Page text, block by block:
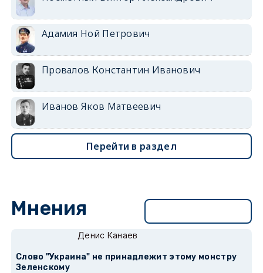
Адамия Ной Петрович
Провалов Константин Иванович
Иванов Яков Матвеевич
Перейти в раздел
Мнения
Денис Канаев
Слово "Украина" не принадлежит этому монстру
Зеленскому